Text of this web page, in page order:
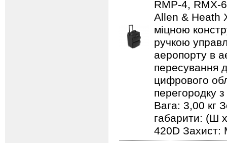
RMP-4, RMX-
Allen & Heath
міцною
ручкою
аеропорту в
пересування
цифрового
перегородку
Вага: 3,00 кг
габарити: (Ш
420D Захист: